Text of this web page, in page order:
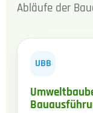
Abläufe der
UBB